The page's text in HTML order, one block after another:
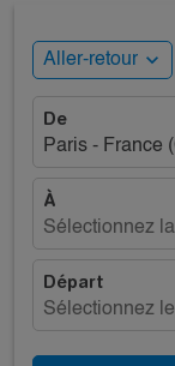
Aller-retour expand_more
De
Paris - France
À
Sélectionnez
Départ
Sélectionnez